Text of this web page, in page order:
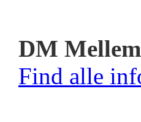
DM
Find alle